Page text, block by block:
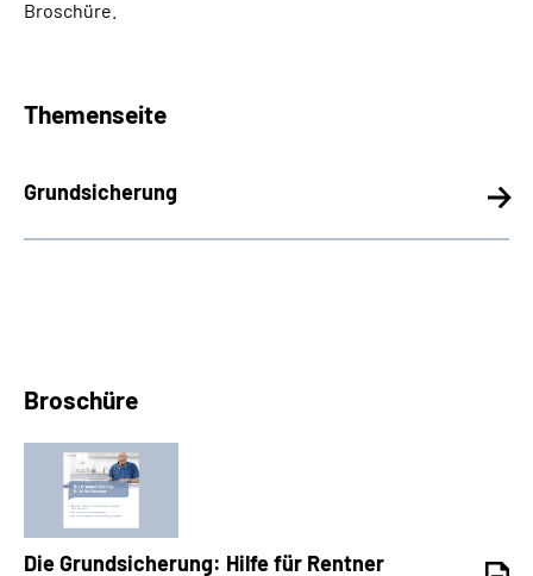
Broschüre.
Themenseite
Grundsicherung
Broschüre
Die Grundsicherung: Hilfe für Rentner